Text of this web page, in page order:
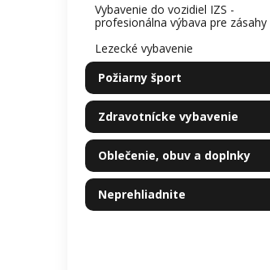
Vybavenie do vozidiel IZS -
profesionálna výbava pre zásahy
Lezecké vybavenie
Požiarny šport
Zdravotnícke vybavenie
Oblečenie, obuv a doplnky
Neprehliadnite